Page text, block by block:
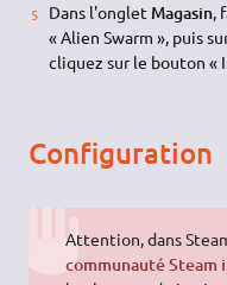
Dans l'onglet Magasin,
« Alien Swarm », puis
cliquez sur le bouton «
Configuration
Attention, dans
communauté Steam